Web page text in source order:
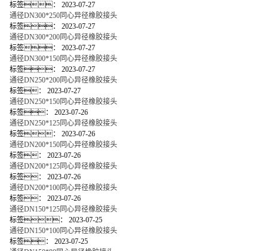
标签：
2023-07-27
通径DN300*250同心异径橡胶接头
标签：
2023-07-27
通径DN300*200同心异径橡胶接头
标签：
2023-07-27
通径DN300*150同心异径橡胶接头
标签：
2023-07-27
通径DN250*200同心异径橡胶接头
标签：
2023-07-27
通径DN250*150同心异径橡胶接头
标签：
2023-07-26
通径DN250*125同心异径橡胶接头
标签：
2023-07-26
通径DN200*150同心异径橡胶接头
标签：
2023-07-26
通径DN200*125同心异径橡胶接头
标签：
2023-07-26
通径DN200*100同心异径橡胶接头
标签：
2023-07-26
通径DN150*125同心异径橡胶接头
标签：
2023-07-25
通径DN150*100同心异径橡胶接头
标签：
2023-07-25